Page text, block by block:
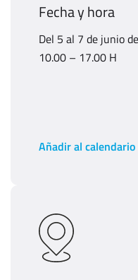
Fecha y hora
Del 5 al 7 de junio
10.00 – 17.00 H
Añadir al calendario